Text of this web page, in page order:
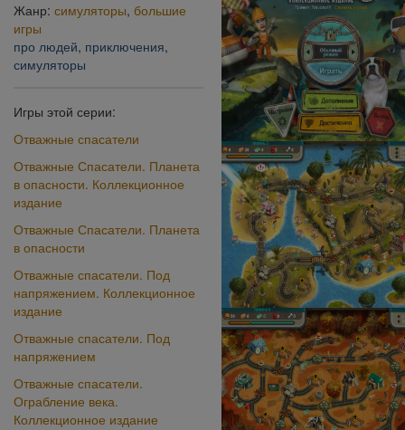
Жанр: симуляторы, большие
игры
про людей, приключения,
симуляторы
Игры этой серии:
Отважные спасатели
Отважные Спасатели. Планета
в опасности. Коллекционное
издание
Отважные Спасатели. Планета
в опасности
Отважные спасатели. Под
напряжением. Коллекционное
издание
Отважные спасатели. Под
напряжением
Отважные спасатели.
Ограбление века.
Коллекционное издание